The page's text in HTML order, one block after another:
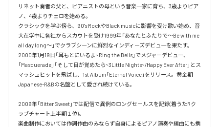
リネット奏者の父と、ピアニストの母という音楽一家に育ち、3歳よりピア
ノ、4歳よりチェロを始める。
クラシックを学ぶ傍ら、90's RockやBlack musicに影響を受け歌い始め、音
大在学中に各社からスカウトを受け1999年「あなたとふたりで～Be with me
all day long～」でクラブシーンに鮮烈なインディーズデビューを果たす。
2000年1月19日「耳もとにいるよ~Ring the Bells」でメジャーデビュー、
「Masquerade」「そして目が覚めたら~3Little Nights~/Happy Ever After」とス
マッシュヒットを飛ばし、1st Album「Eternal Voice」をリリース。黄金期
Japanese-R&Bの名盤として愛され続けている。
2009年「Bitter Sweet」では配信で異例のロングセールスを記録(着うたRク
ラブチャート上半期１位)。
楽曲制作においては作詞作曲のみならず自身によるピアノ演奏や編曲にも携